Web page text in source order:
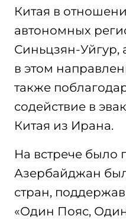
Китая в
автономных
Синьцзян-Уйгур,
в этом
также
содействие в
Китая из Ирана.
На встрече было
Азербайджан
стран,
«Один Пояс, Один